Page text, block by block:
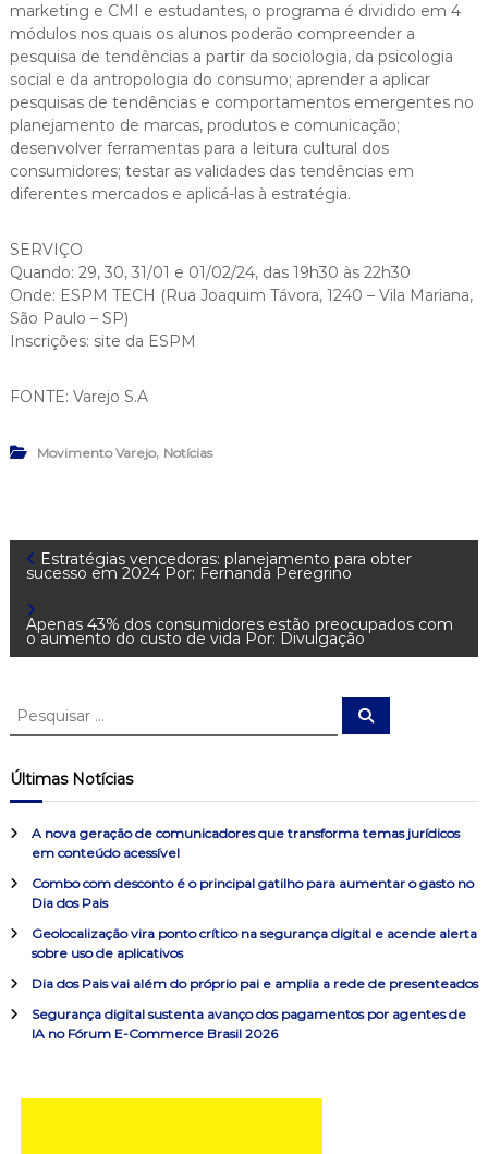
marketing e CMI e estudantes, o programa é dividido em 4
módulos nos quais os alunos poderão compreender a
pesquisa de tendências a partir da sociologia, da psicologia
social e da antropologia do consumo; aprender a aplicar
pesquisas de tendências e comportamentos emergentes no
planejamento de marcas, produtos e comunicação;
desenvolver ferramentas para a leitura cultural dos
consumidores; testar as validades das tendências em
diferentes mercados e aplicá-las à estratégia.
SERVIÇO
Quando: 29, 30, 31/01 e 01/02/24, das 19h30 às 22h30
Onde: ESPM TECH (Rua Joaquim Távora, 1240 – Vila Mariana,
São Paulo – SP)
Inscrições: site da ESPM
FONTE: Varejo S.A
Movimento Varejo, Notícias
N
v
e
g
a
d
P
Estratégias vencedoras: planejamento para obter
sucesso em 2024 Por: Fernanda Peregrino
Apenas 43% dos consumidores estão preocupados com
o aumento do custo de vida Por: Divulgação
P
q
u
s
r
o
:
P
s
r
Últimas Notícias
A nova geração de comunicadores que transforma temas jurídicos
em conteúdo acessível
Combo com desconto é o principal gatilho para aumentar o gasto no
Dia dos Pais
Geolocalização vira ponto crítico na segurança digital e acende alerta
sobre uso de aplicativos
Dia dos Pais vai além do próprio pai e amplia a rede de presenteados
Segurança digital sustenta avanço dos pagamentos por agentes de
IA no Fórum E-Commerce Brasil 2026